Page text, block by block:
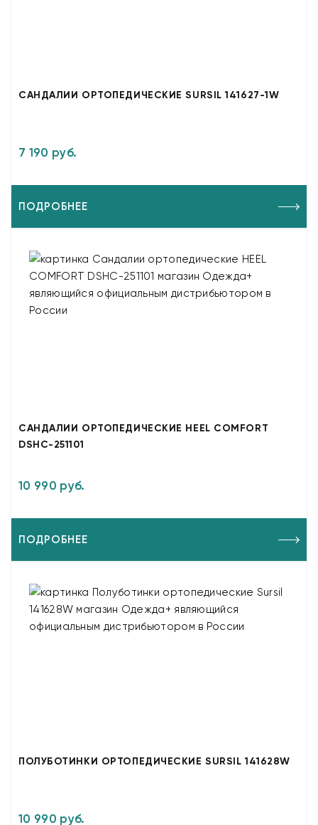
САНДАЛИИ ОРТОПЕДИЧЕСКИЕ SURSIL 141627-1W
7 190 руб.
ПОДРОБНЕЕ
САНДАЛИИ ОРТОПЕДИЧЕСКИЕ HEEL COMFORT
DSHC-251101
10 990 руб.
ПОДРОБНЕЕ
ПОЛУБОТИНКИ ОРТОПЕДИЧЕСКИЕ SURSIL 141628W
10 990 руб.